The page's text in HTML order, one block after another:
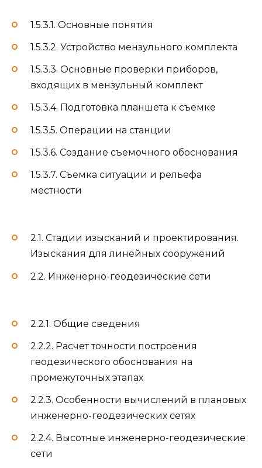
1.5.3.1. Основные понятия
1.5.3.2. Устройство мензульного комплекта
1.5.3.3. Основные проверки приборов,
входящих в мензульный комплект
1.5.3.4. Подготовка планшета к съемке
1.5.3.5. Операции на станции
1.5.3.6. Создание съемочного обоснования
1.5.3.7. Съемка ситуации и рельефа
местности
2.1. Стадии изысканий и проектирования.
Изыскания для линейных сооружений
2.2. Инженерно-геодезические сети
2.2.1. Общие сведения
2.2.2. Расчет точности построения
геодезического обоснования на
промежуточных этапах
2.2.3. Особенности вычислений в плановых
инженерно-геодезических сетях
2.2.4. Высотные инженерно-геодезические
сети